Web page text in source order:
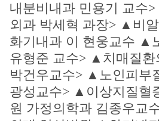
내분비내과 민용기 교수
외과 박세혁 과장> ▲비
화기내과 이 현웅교수 ▲
유형준 교수> ▲치매질환
박건우교수> ▲노인피부
광성교수> ▲이상지질혈
원 가정의학과 김종우교